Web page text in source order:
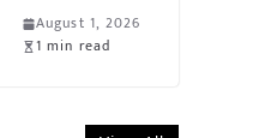
August 1, 2026
1 min read